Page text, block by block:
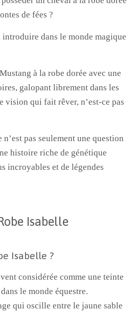
de fées ?
dans le monde magique
à la robe dorée avec une
galopant librement dans les
vision qui fait rêver, n’est-ce pas
pas seulement une question
histoire riche de génétique
incroyables et de légendes
Isabelle
Isabelle ?
considérée comme une teinte
le monde équestre.
qui oscille entre le jaune sable